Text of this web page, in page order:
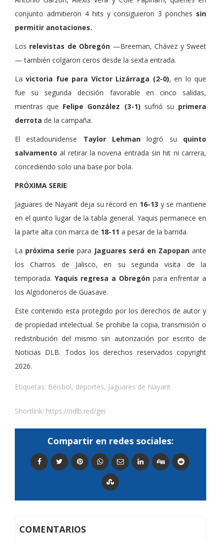
conjunto admitieron 4 hits y consiguieron 3 ponches sin
permitir anotaciones.
Los relevistas de Obregón —Breeman, Chávez y Sweet
— también colgaron ceros desde la sexta entrada.
Lavictoria fue para Víctor Lizárraga (2-0), en lo que
fue su segunda decisión favorable en cinco salidas,
mientras que Felipe González (3-1) sufrió su primera
derrota de la campaña.
El estadounidense Taylor Lehman logró su quinto
salvamentoal retirar la novena entrada sin hit ni carrera,
concediendo solo una base por bola.
PRÓXIMA SERIE
Jaguares de Nayarit deja su récord en 16-13 y se mantiene
en el quinto lugar de la tabla general. Yaquis permanece en
la parte alta con marca de 18-11 a pesar de la barrida.
La próxima serie para Jaguares será en Zapopanante
los Charros de Jalisco, en su segunda visita de la
temporada. Yaquis regresa a Obregónpara enfrentar a
los Algodoneros de Guasave.
Este contenido esta protegido por los derechos de autor y
de propiedad intelectual. Se prohibe la copia, transmisión o
redistribución del mismo sin autorización por escrito de
Noticias DLB. Todos los derechos reservados copyright
2026.
Etiquetas: Béisbol, deportes, Jaguares de Nayarit
Shortlink: https://ndlb.red/gei
Compartir en redes sociales:
COMENTARIOS